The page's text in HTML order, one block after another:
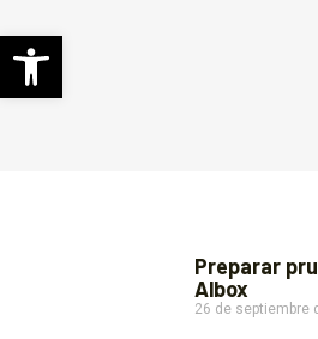
Preparar
Albox
26 de septiembre
Abrir barra de herramientas